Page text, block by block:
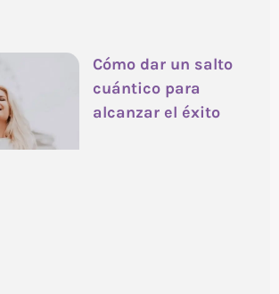
Cómo dar un salto
cuántico para
alcanzar el éxito